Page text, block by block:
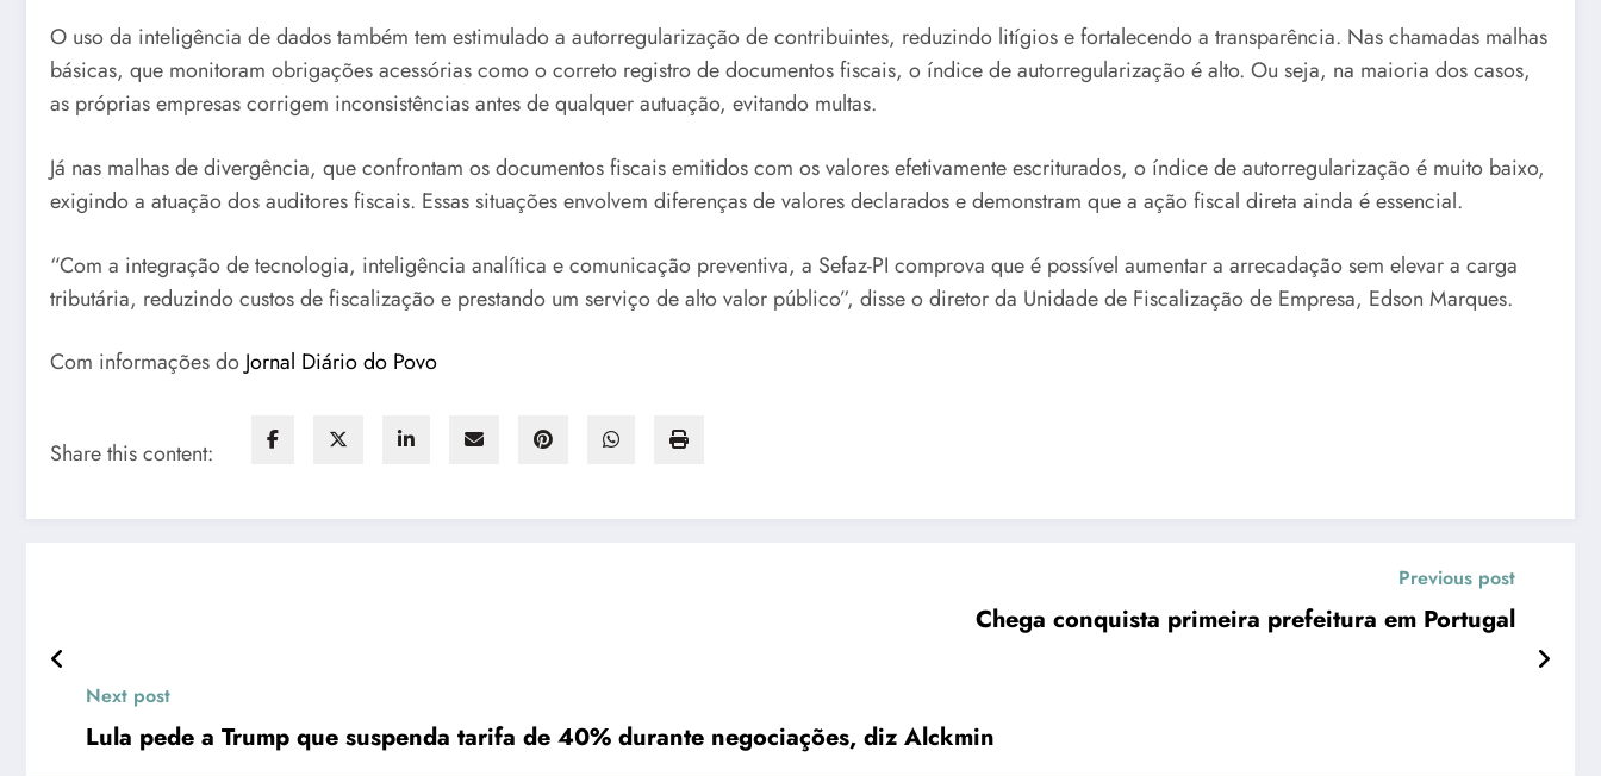
O uso da inteligência de dados também tem estimulado a autorregularização de contribuintes, reduzindo litígios e fortalecendo a transparência. Nas chamadas malhas
básicas, que monitoram obrigações acessórias como o correto registro de documentos fiscais, o índice de autorregularização é alto. Ou seja, na maioria dos casos,
as próprias empresas corrigem inconsistências antes de qualquer autuação, evitando multas.
Já nas malhas de divergência, que confrontam os documentos fiscais emitidos com os valores efetivamente escriturados, o índice de autorregularização é muito baixo,
exigindo a atuação dos auditores fiscais. Essas situações envolvem diferenças de valores declarados e demonstram que a ação fiscal direta ainda é essencial.
“Com a integração de tecnologia, inteligência analítica e comunicação preventiva, a Sefaz-PI comprova que é possível aumentar a arrecadação sem elevar a carga
tributária, reduzindo custos de fiscalização e prestando um serviço de alto valor público”, disse o diretor da Unidade de Fiscalização de Empresa, Edson Marques.
Com informações do Jornal Diário do Povo
Share this content:
Previous post
Chega conquista primeira prefeitura em Portugal
Next post
Lula pede a Trump que suspenda tarifa de 40% durante negociações, diz Alckmin